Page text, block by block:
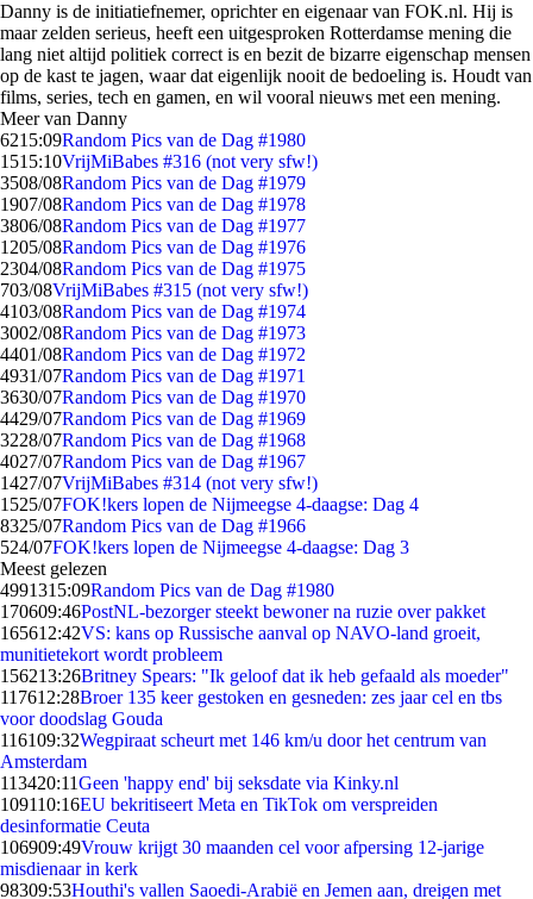
Danny is de initiatiefnemer, oprichter en eigenaar van FOK.nl. Hij is
maar zelden serieus, heeft een uitgesproken Rotterdamse mening die
lang niet altijd politiek correct is en bezit de bizarre eigenschap mensen
op de kast te jagen, waar dat eigenlijk nooit de bedoeling is. Houdt van
films, series, tech en gamen, en wil vooral nieuws met een mening.
Meer van Danny
6215:09Random Pics van de Dag #1980
1515:10VrijMiBabes #316 (not very sfw!)
3508/08Random Pics van de Dag #1979
1907/08Random Pics van de Dag #1978
3806/08Random Pics van de Dag #1977
1205/08Random Pics van de Dag #1976
2304/08Random Pics van de Dag #1975
703/08VrijMiBabes #315 (not very sfw!)
4103/08Random Pics van de Dag #1974
3002/08Random Pics van de Dag #1973
4401/08Random Pics van de Dag #1972
4931/07Random Pics van de Dag #1971
3630/07Random Pics van de Dag #1970
4429/07Random Pics van de Dag #1969
3228/07Random Pics van de Dag #1968
4027/07Random Pics van de Dag #1967
1427/07VrijMiBabes #314 (not very sfw!)
1525/07FOK!kers lopen de Nijmeegse 4-daagse: Dag 4
8325/07Random Pics van de Dag #1966
524/07FOK!kers lopen de Nijmeegse 4-daagse: Dag 3
Meest gelezen
4991315:09Random Pics van de Dag #1980
170609:46PostNL-bezorger steekt bewoner na ruzie over pakket
165612:42VS: kans op Russische aanval op NAVO-land groeit,
munitietekort wordt probleem
156213:26Britney Spears: "Ik geloof dat ik heb gefaald als moeder"
117612:28Broer 135 keer gestoken en gesneden: zes jaar cel en tbs
voor doodslag Gouda
116109:32Wegpiraat scheurt met 146 km/u door het centrum van
Amsterdam
113420:11Geen 'happy end' bij seksdate via Kinky.nl
109110:16EU bekritiseert Meta en TikTok om verspreiden
desinformatie Ceuta
106909:49Vrouw krijgt 30 maanden cel voor afpersing 12-jarige
misdienaar in kerk
98309:53Houthi's vallen Saoedi-Arabië en Jemen aan, dreigen met